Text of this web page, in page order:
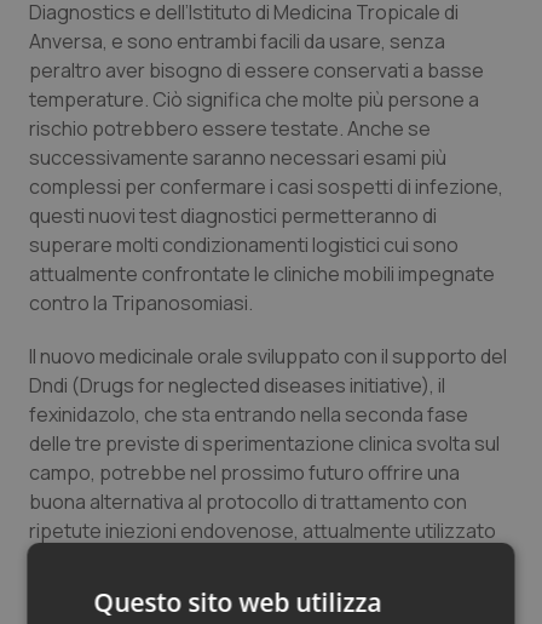
Rene & patologie urogenitali
Salute orale & impianti
Sangue & coagulazione
Tiroide
Tumore al seno
Tumore ovarico
Tumori del Polmone & Testa Collo
Tumori gastrointestinali
Ulcera & Reflusso
Vaccini
Diagnostics e dell’Istituto di Medicina Tropicale di
Anversa, e sono entrambi facili da usare, senza
peraltro aver bisogno di essere conservati a basse
temperature. Ciò significa che molte più persone a
rischio potrebbero essere testate. Anche se
successivamente saranno necessari esami più
complessi per confermare i casi sospetti di infezione,
questi nuovi test diagnostici permetteranno di
superare molti condizionamenti logistici cui sono
attualmente confrontate le cliniche mobili impegnate
contro la Tripanosomiasi.
Il nuovo medicinale orale sviluppato con il supporto del
Dndi (Drugs for neglected diseases initiative), il
fexinidazolo, che sta entrando nella seconda fase
delle tre previste di sperimentazione clinica svolta sul
campo, potrebbe nel prossimo futuro offrire una
buona alternativa al protocollo di trattamento con
ripetute iniezioni endovenose, attualmente utilizzato
“Se non saranno presto garantiti finanziamenti
Questo sito web utilizza